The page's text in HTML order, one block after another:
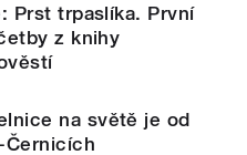
Prst trpaslíka. První
z knihy
na světě je od
Černicích